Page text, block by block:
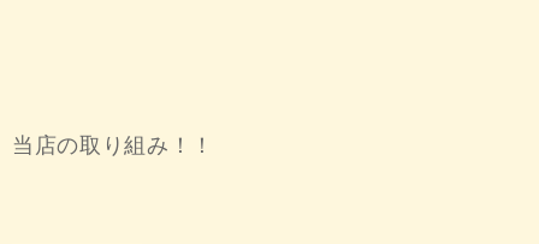
当店の取り組み！！